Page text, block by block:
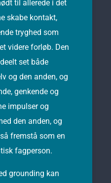
til allerede i det
skabe kontakt,
tryghed som
videre forløb. Den
set både
og den anden, og
genkende og
impulser og
den anden, og
fremstå som en
fagperson.
grounding kan